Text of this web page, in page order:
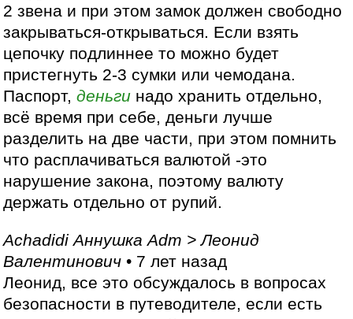
2 звена и при этом замок должен свободно
закрываться-открываться. Если взять
цепочку подлиннее то можно будет
пристегнуть 2-3 сумки или чемодана.
Паспорт,деньги надо хранить отдельно,
всё время при себе, деньги лучше
разделить на две части, при этом помнить
что расплачиваться валютой -это
нарушение закона, поэтому валюту
держать отдельно от рупий.
Achadidi Аннушка Adm > Леонид
Валентинович • 7 лет назад
Леонид, все это обсуждалось в вопросах
безопасности в путеводителе, если есть